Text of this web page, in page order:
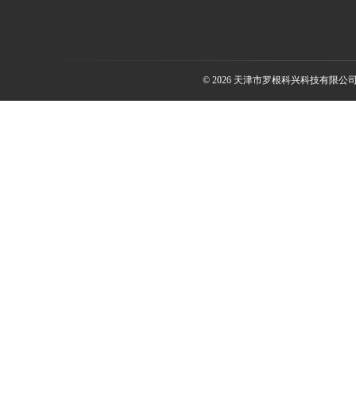
© 2026 天津市罗根科兴科技有限公